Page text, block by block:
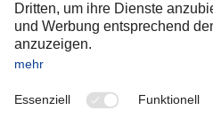
Spain
Sweden
Switzerland